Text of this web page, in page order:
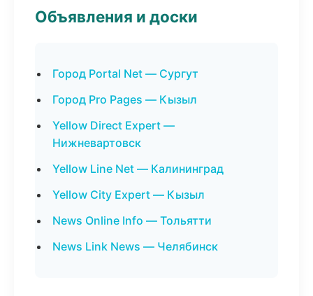
Объявления и доски
Город Portal Net — Сургут
Город Pro Pages — Кызыл
Yellow Direct Expert —
Нижневартовск
Yellow Line Net — Калининград
Yellow City Expert — Кызыл
News Online Info — Тольятти
News Link News — Челябинск